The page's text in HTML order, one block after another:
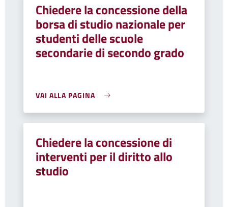
Chiedere la concessione della
borsa di studio nazionale per
studenti delle scuole
secondarie di secondo grado
VAI ALLA PAGINA
Chiedere la concessione di
interventi per il diritto allo
studio